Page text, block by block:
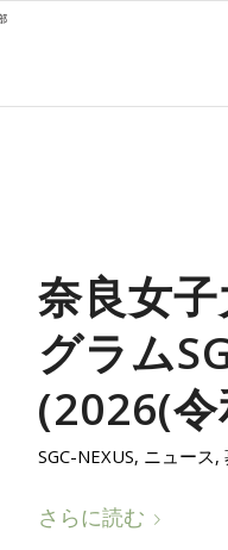
奈良女
グラム
(2026(
SGC-NEXUS, ニュース,
さらに読む